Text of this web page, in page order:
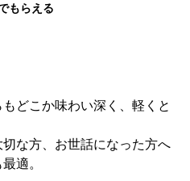
もらえる
どこか味わい深く、軽くと
な方、お世話になった方へ
適。